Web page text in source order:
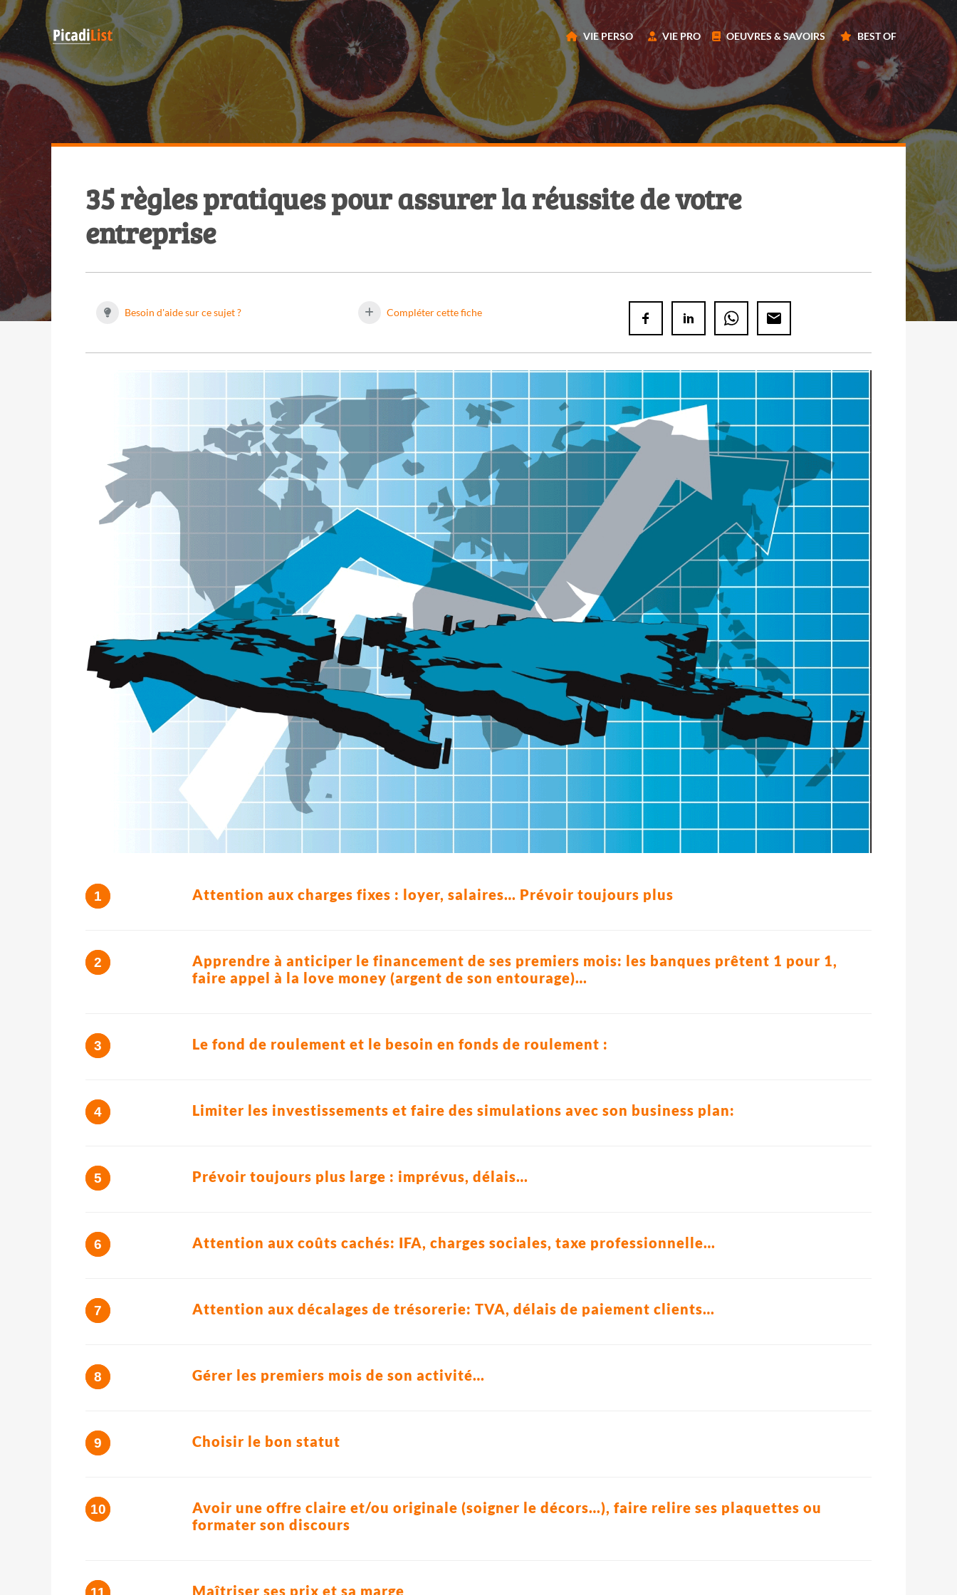
VIE PERSO VIE PRO OEUVRES & SAVOIRS BEST OF
35 règles pratiques pour assurer la réussite de votre
entreprise
Besoin d'aide sur ce sujet ? Compléter cette fiche
Attention aux charges fixes : loyer, salaires… Prévoir toujours plus
Apprendre à anticiper le financement de ses premiers mois: les banques prêtent 1 pour 1,
faire appel à la love money (argent de son entourage)…
Le fond de roulement et le besoin en fonds de roulement :
Limiter les investissements et faire des simulations avec son business plan:
Prévoir toujours plus large : imprévus, délais…
Attention aux coûts cachés: IFA, charges sociales, taxe professionnelle…
Attention aux décalages de trésorerie: TVA, délais de paiement clients…
Gérer les premiers mois de son activité…
Choisir le bon statut
Avoir une offre claire et/ou originale (soigner le décors…), faire relire ses plaquettes ou
formater son discours
Maîtriser ses prix et sa marge